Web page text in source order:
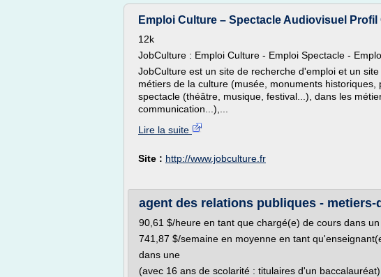
Emploi Culture – Spectacle Audiovisuel Profil
12k
JobCulture : Emploi Culture - Emploi Spectacle -
JobCulture est un site de recherche d'emploi et un
métiers de la culture (musée, monuments
spectacle (théâtre, musique, festival...), dans les
communication...),...
Lire la suite
Site : http://www.jobculture.fr
agent des relations publiques - metiers-
90,61 $/heure en tant que chargé(e) de cours dans
741,87 $/semaine en moyenne en tant
dans une
(avec 16 ans de scolarité : titulaires d'un baccalauréat)